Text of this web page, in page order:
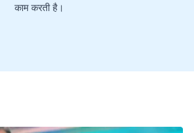
काम करती है।